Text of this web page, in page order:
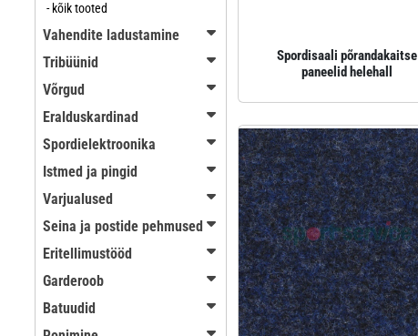
- kõik tooted
Vahendite ladustamine
Tribüünid
Võrgud
Eralduskardinad
Spordielektroonika
Istmed ja pingid
Varjualused
Seina ja postide pehmused
Eritellimustööd
Garderoob
Batuudid
Spordisaali põrandakaitse
paneelid helehall